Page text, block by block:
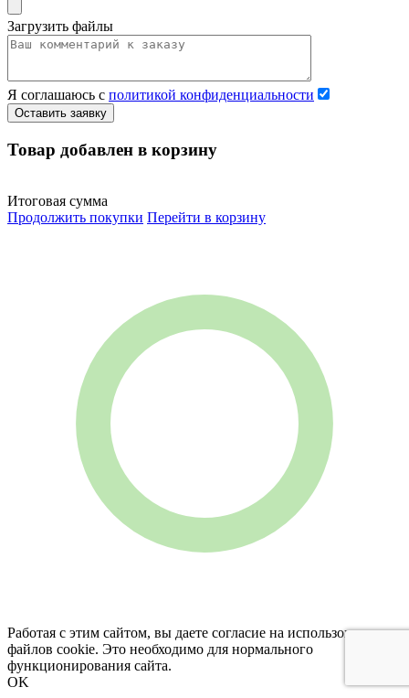
Загрузить файлы
Я соглашаюсь с политикой конфиденциальности
Оставить заявку
Товар добавлен в корзину
Итоговая сумма
Продолжить покупки Перейти в корзину
Работая с этим сайтом, вы даете согласие на использование
файлов cookie. Это необходимо для нормального
функционирования сайта.
OK